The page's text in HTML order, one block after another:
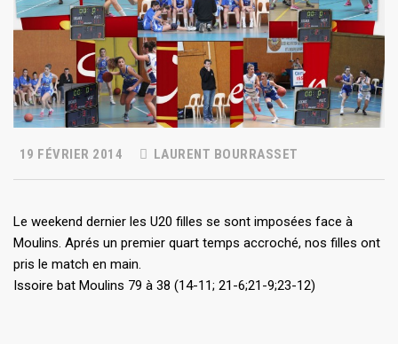
19 FÉVRIER 2014 LAURENT BOURRASSET
Le weekend dernier les U20 filles se sont imposées face à
Moulins. Aprés un premier quart temps accroché, nos filles ont
pris le match en main.
Issoire bat Moulins 79 à 38 (14-11; 21-6;21-9;23-12)